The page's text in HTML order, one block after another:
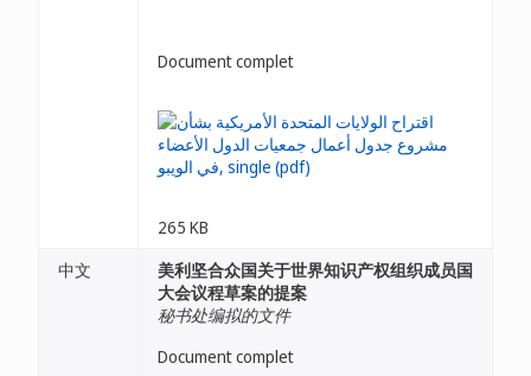
Document complet
265 KB
中文
美利坚合众国关于世界知识产权组织成员国
大会议程草案的提案
秘书处编拟的文件
Document complet